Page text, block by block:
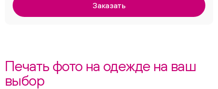
Заказать
Печать фото на одежде на ваш
выбор